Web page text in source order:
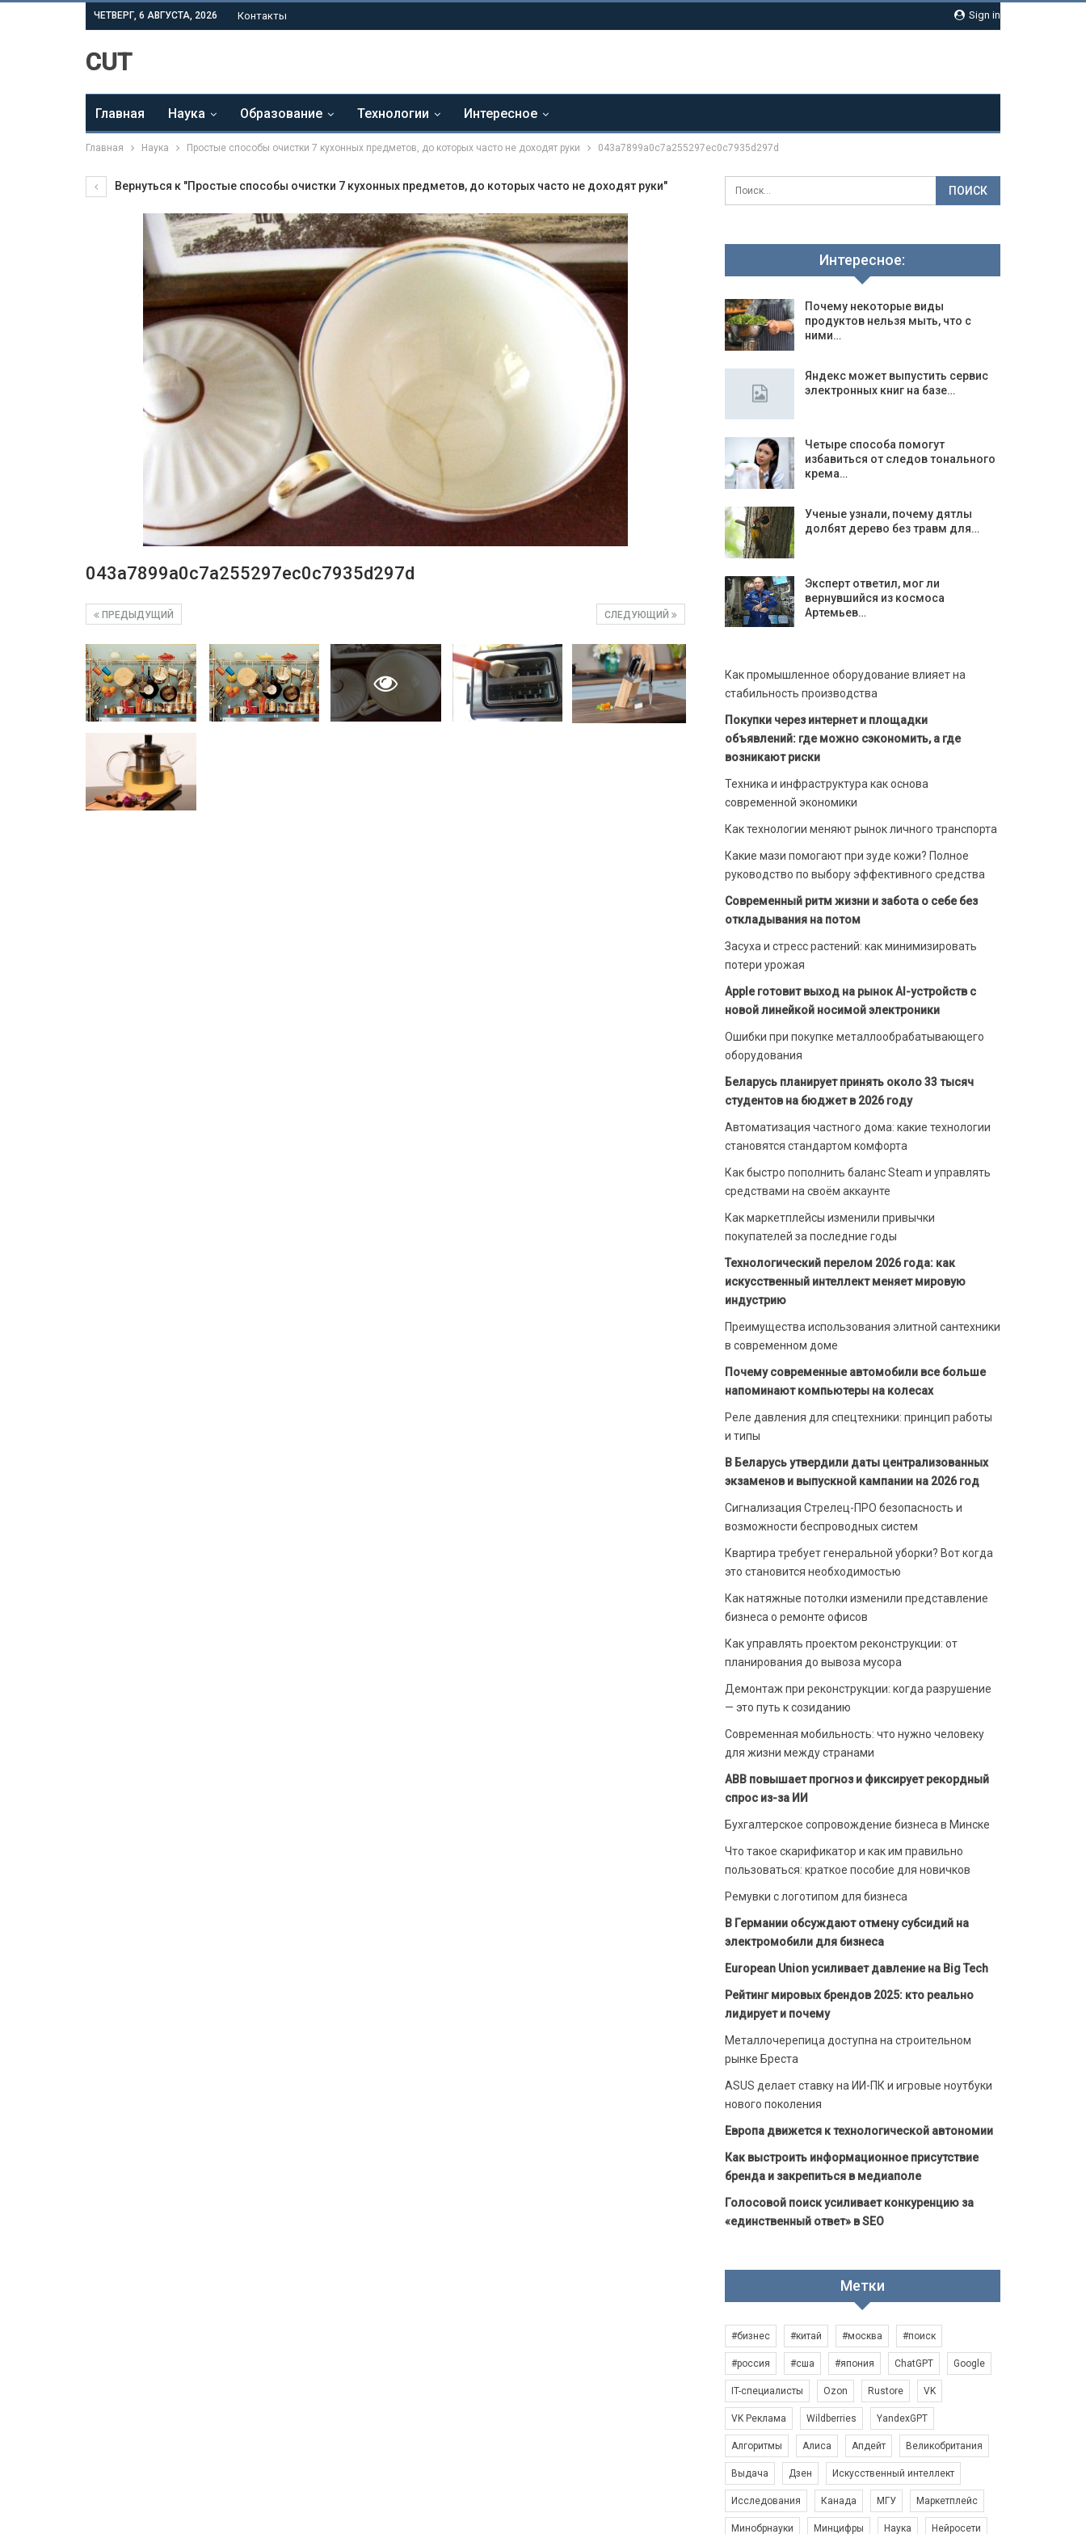
Sign in
ЧЕТВЕРГ, 6 АВГУСТА, 2026 Контакты
CUT
Главная Наука Образование Технологии Интересное
Главная Наука Простые способы очистки 7 кухонных предметов, до которых часто не доходят руки 043a7899a0c7a255297ec0c7935d297d
Вернуться к "Простые способы очистки 7 кухонных предметов, до которых часто не доходят руки"
043a7899a0c7a255297ec0c7935d297d
СЛЕДУЮЩИЙ
ПРЕДЫДУЩИЙ
Интересное:
Почему некоторые виды
продуктов нельзя мыть, что с
ними…
Яндекс может выпустить сервис
электронных книг на базе…
Четыре способа помогут
избавиться от следов тонального
крема…
Ученые узнали, почему дятлы
долбят дерево без травм для…
Эксперт ответил, мог ли
вернувшийся из космоса
Артемьев…
Как промышленное оборудование влияет на
стабильность производства
Покупки через интернет и площадки
объявлений: где можно сэкономить, а где
возникают риски
Техника и инфраструктура как основа
современной экономики
Как технологии меняют рынок личного транспорта
Какие мази помогают при зуде кожи? Полное
руководство по выбору эффективного средства
Современный ритм жизни и забота о себе без
откладывания на потом
Засуха и стресс растений: как минимизировать
потери урожая
Apple готовит выход на рынок AI-устройств с
новой линейкой носимой электроники
Ошибки при покупке металлообрабатывающего
оборудования
Беларусь планирует принять около 33 тысяч
студентов на бюджет в 2026 году
Автоматизация частного дома: какие технологии
становятся стандартом комфорта
Как быстро пополнить баланс Steam и управлять
средствами на своём аккаунте
Как маркетплейсы изменили привычки
покупателей за последние годы
Технологический перелом 2026 года: как
искусственный интеллект меняет мировую
индустрию
Преимущества использования элитной сантехники
в современном доме
Почему современные автомобили все больше
напоминают компьютеры на колесах
Реле давления для спецтехники: принцип работы
и типы
В Беларусь утвердили даты централизованных
экзаменов и выпускной кампании на 2026 год
Сигнализация Стрелец-ПРО безопасность и
возможности беспроводных систем
Квартира требует генеральной уборки? Вот когда
это становится необходимостью
Как натяжные потолки изменили представление
бизнеса о ремонте офисов
Как управлять проектом реконструкции: от
планирования до вывоза мусора
Демонтаж при реконструкции: когда разрушение
— это путь к созиданию
Современная мобильность: что нужно человеку
для жизни между странами
ABB повышает прогноз и фиксирует рекордный
спрос из-за ИИ
Бухгалтерское сопровождение бизнеса в Минске
Что такое скарификатор и как им правильно
пользоваться: краткое пособие для новичков
Ремувки с логотипом для бизнеса
В Германии обсуждают отмену субсидий на
электромобили для бизнеса
European Union усиливает давление на Big Tech
Рейтинг мировых брендов 2025: кто реально
лидирует и почему
Металлочерепица доступна на строительном
рынке Бреста
ASUS делает ставку на ИИ-ПК и игровые ноутбуки
нового поколения
Европа движется к технологической автономии
Как выстроить информационное присутствие
бренда и закрепиться в медиаполе
Голосовой поиск усиливает конкуренцию за
«единственный ответ» в SEO
Метки
#бизнес #китай #москва #поиск
#россия #сша #япония ChatGPT Google
IT-специалисты Ozon Rustore VK
VK Реклама Wildberries YandexGPT
Алгоритмы Алиса Апдейт Великобритания
Выдача Дзен Искусственный интеллект
Исследования Канада МГУ Маркетплейс
Минобрнауки Минцифры Наука Нейросети